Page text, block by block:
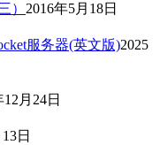
） 2016年5月18日
服务器(英文版)2025
12月24日
日